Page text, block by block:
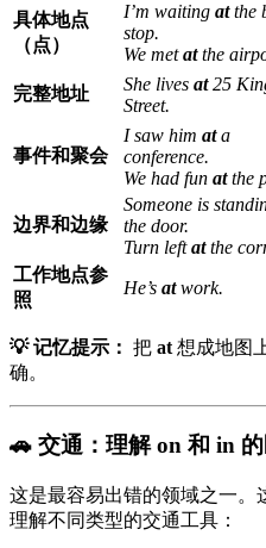
具体地点
（点）
I’m waiting atthe
stop.
We metatthe
完整地址 She lives at25
Street.
事件和聚会
I saw him ata
conference.
We had fun atthe
边界和边缘
Someone is
the door.
Turn leftatthe
工作地点参
照
He’s atwork.
💡 记忆提示： 把 at想成地图
确。
🚗 交通：理解 on 和 in 的
这是最容易出错的领域之一。
理解不同类型的交通工具：